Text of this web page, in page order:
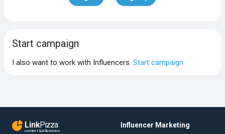
Start campaign
I also want to work with Influencers. Start campaign
LinkPizza
content & influencers
Influencer Marketing